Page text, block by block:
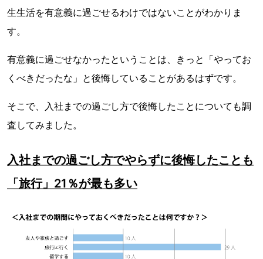
生生活を有意義に過ごせるわけではないことがわかりま
す。
有意義に過ごせなかったということは、きっと「やってお
くべきだったな」と後悔していることがあるはずです。
そこで、入社までの過ごし方で後悔したことについても調
査してみました。
入社までの過ごし方でやらずに後悔したことも
「旅行」21％が最も多い